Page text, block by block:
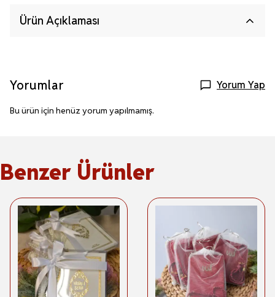
Ürün Açıklaması
Yorumlar Yorum Yap
Bu ürün için henüz yorum yapılmamış.
Benzer Ürünler